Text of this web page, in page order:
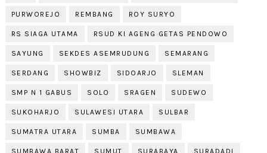
PURWOREJO REMBANG ROY SURYO
RS SIAGA UTAMA RSUD KI AGENG GETAS PENDOWO
SAYUNG SEKDES ASEMRUDUNG SEMARANG
SERDANG SHOWBIZ SIDOARJO SLEMAN
SMP N 1 GABUS SOLO SRAGEN SUDEWO
SUKOHARJO SULAWESI UTARA SULBAR
SUMATRA UTARA SUMBA SUMBAWA
SUMBAWA BARAT SUMUT SURABAYA SURADADI